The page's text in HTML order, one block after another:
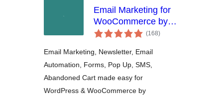
Email Marketing for
WooCommerce by
Omnisend
(168αξιολογήσεις
σύνολο
)
Email Marketing, Newsletter, Email
Automation, Forms, Pop Up, SMS,
Abandoned Cart made easy for
WordPress & WooCommerce by